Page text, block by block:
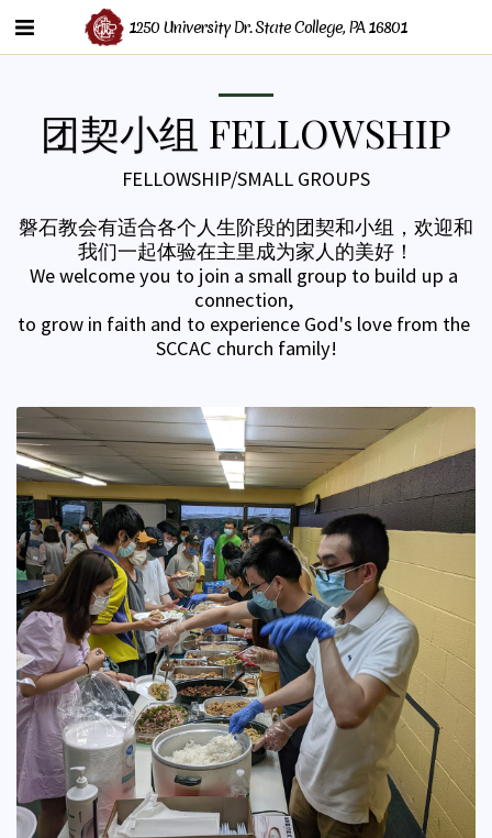
1250 University Dr. State College, PA 16801
团契小组 FELLOWSHIP
FELLOWSHIP/SMALL GROUPS
磐石教会有适合各个人生阶段的团契和小组，欢迎和
我们一起体验在主里成为家人的美好！
We welcome you to join a small group to build up a
connection,
to grow in faith and to experience God's love from the
SCCAC church family!